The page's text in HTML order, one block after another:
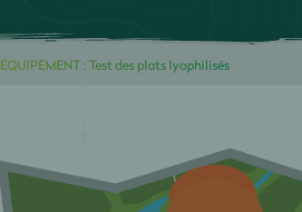
ÉQUIPEMENT : Test des plats lyophilisés